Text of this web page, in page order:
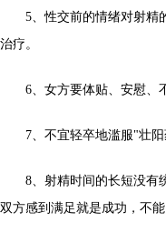
5、性交前的情绪对射精的
治疗。
6、女方要体贴、安慰、不
7、不宜轻卒地滥服"壮阳
8、射精时间的长短没有统
双方感到满足就是成功，不